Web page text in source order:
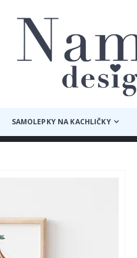
SAMOLEPKY NA KACHLIČKY